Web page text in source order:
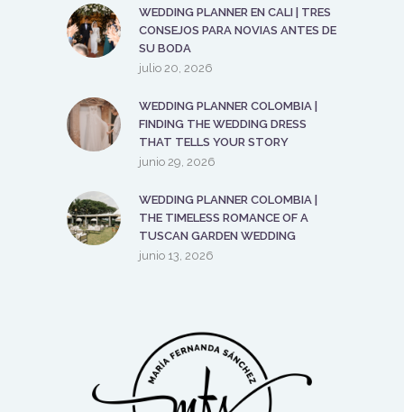
WEDDING PLANNER EN CALI | TRES
CONSEJOS PARA NOVIAS ANTES DE
SU BODA
julio 20, 2026
WEDDING PLANNER COLOMBIA |
FINDING THE WEDDING DRESS
THAT TELLS YOUR STORY
junio 29, 2026
WEDDING PLANNER COLOMBIA |
THE TIMELESS ROMANCE OF A
TUSCAN GARDEN WEDDING
junio 13, 2026